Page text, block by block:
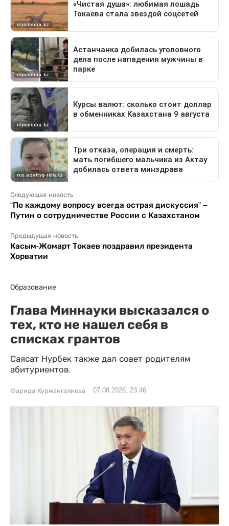
Следующая новость
“По каждому вопросу всегда острая дискуссия” –
Путин о сотрудничестве России с Казахстаном
Предыдущая новость
Касым-Жомарт Токаев поздравил президента
Хорватии
Образование
Глава Миннауки высказался о
тех, кто не нашел себя в
списках грантов
Саясат Нурбек также дал совет родителям
абитуриентов.
Фарида Курмангалиева 07.08.2026, 23:46